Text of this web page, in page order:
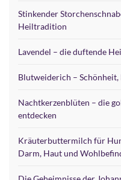
Stinkender
Heiltradition
Lavendel – die duftende
Blutweiderich –
Nachtkerzenblüten – die
entdecken
Kräuterbuttermilch für
Darm, Haut und